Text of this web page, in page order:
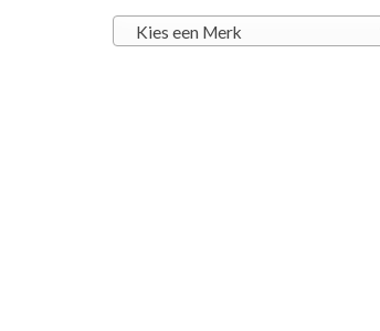
Kies een Merk